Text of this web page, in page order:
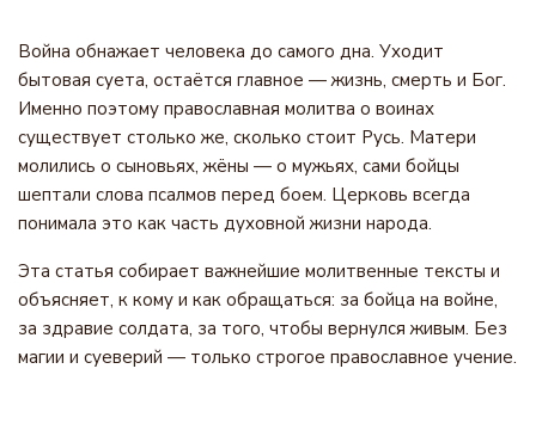
Война обнажает человека до самого дна. Уходит
бытовая суета, остаётся главное — жизнь, смерть и Бог.
Именно поэтому православная молитва о воинах
существует столько же, сколько стоит Русь. Матери
молились о сыновьях, жёны — о мужьях, сами бойцы
шептали слова псалмов перед боем. Церковь всегда
понимала это как часть духовной жизни народа.
Эта статья собирает важнейшие молитвенные тексты и
объясняет, к кому и как обращаться: за бойца на войне,
за здравие солдата, за того, чтобы вернулся живым. Без
магии и суеверий — только строгое православное учение.